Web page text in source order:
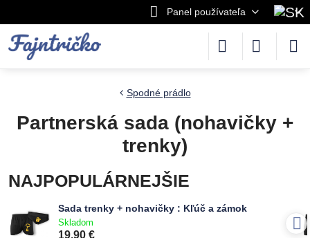
Panel používateľa
Spodné prádlo
Partnerská sada (nohavičky +
trenky)
NAJPOPULÁRNEJŠIE
Sada trenky + nohavičky : Kľúč a zámok
Skladom
19,90 €